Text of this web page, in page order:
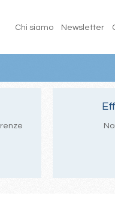
Chi siamo Newsletter